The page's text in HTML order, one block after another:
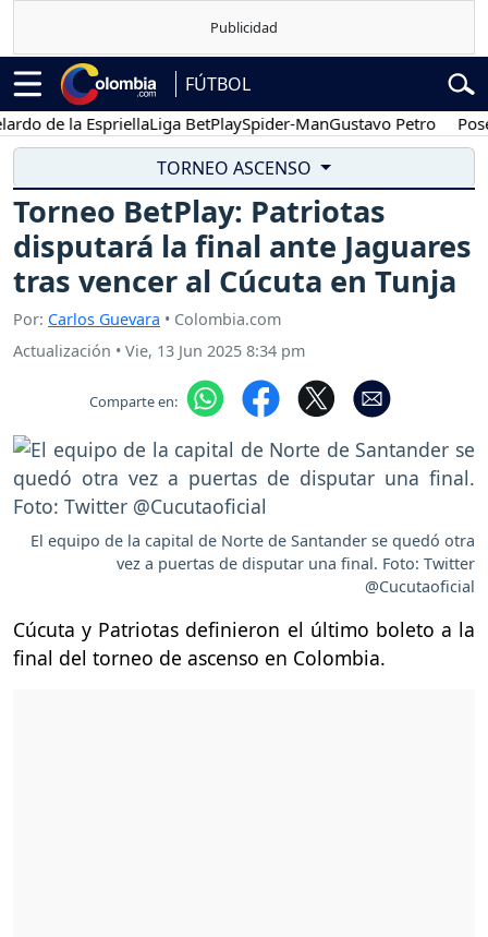
FÚTBOL
la EspriellaLiga BetPlaySpider-ManGustavo Petro
TORNEO ASCENSO
Torneo BetPlay: Patriotas
disputará la final ante Jaguares
tras vencer al Cúcuta en Tunja
Por: Carlos Guevara • Colombia.com
Actualización • Vie, 13 Jun 2025 8:34 pm
Comparte en:
El equipo de la capital de Norte de Santander se quedó otra
vez a puertas de disputar una final. Foto: Twitter
@Cucutaoficial
Cúcuta y Patriotas definieron el último boleto a la
final del torneo de ascenso en Colombia.